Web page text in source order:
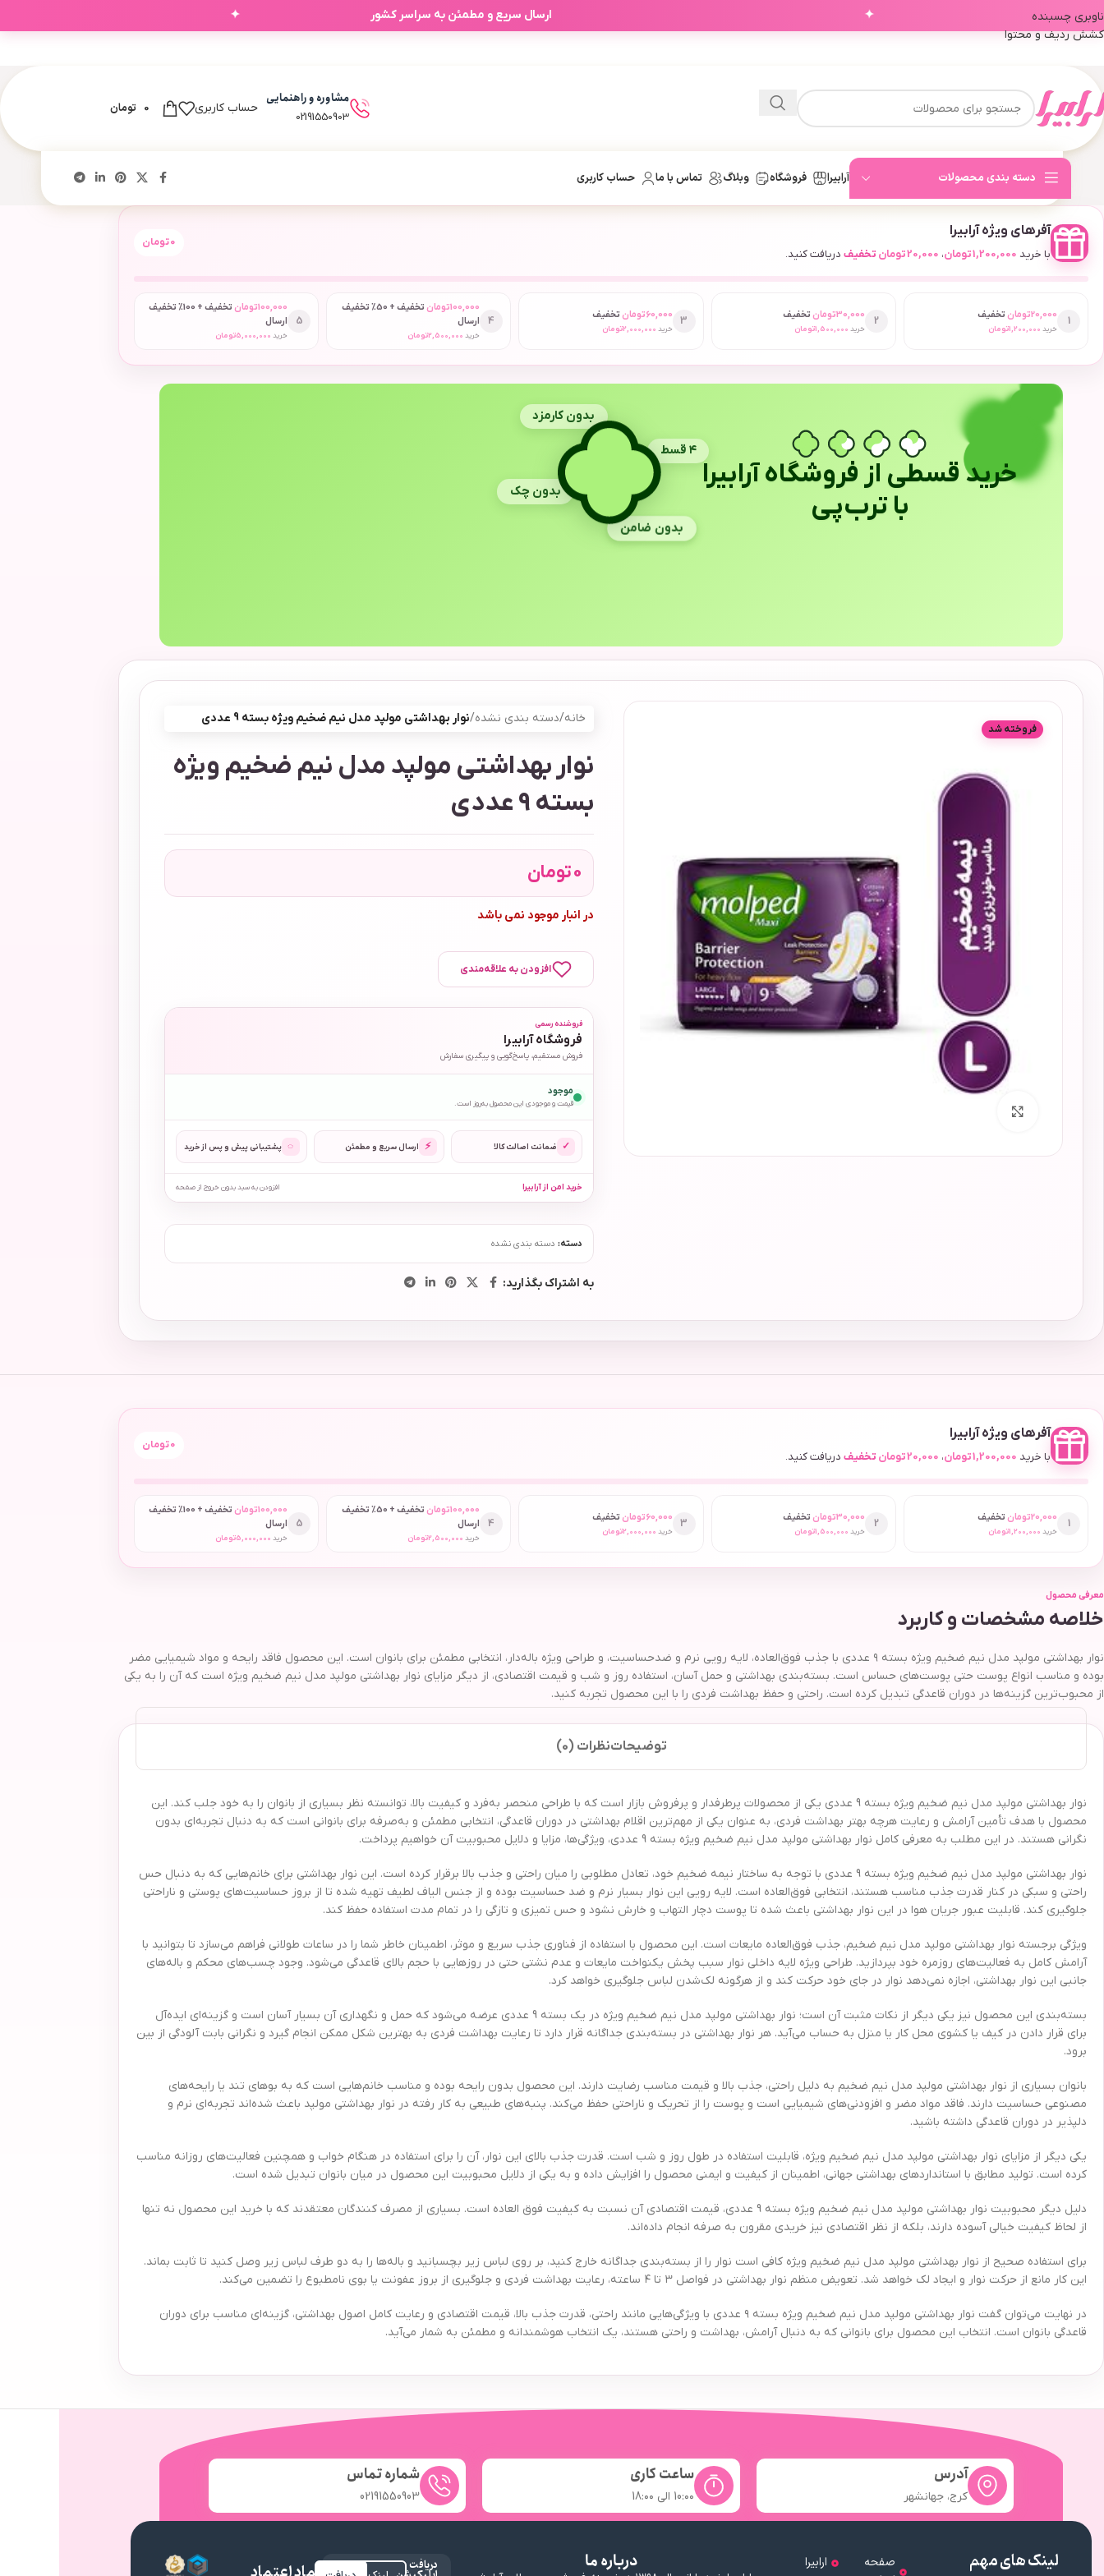
✦ ارسال سریع و مطمئن به سراسر کشور ✦
ناوبری چسبنده
کشش ردیف و محتوا
مشاوره و راهنمایی
02191550903
حساب کاربری 0 تومان
دسته بندی محصولات آرابیرا فروشگاه وبلاگ تماس با ما حساب کاربری
آفرهای ویژه آرابیرا
با خرید 1,200,000تومان، 20,000تومان تخفیف دریافت کنید.
0تومان
1
20,000تومان تخفیف
خرید 1,200,000تومان
2
30,000تومان تخفیف
خرید 1,500,000تومان
3
60,000تومان تخفیف
خرید 2,000,000تومان
4
100,000تومان
تخفیف + 50٪ تخفیف
ارسال
خرید 2,500,000تومان
5
100,000تومان
تخفیف + 100٪ تخفیف
ارسال
خرید 5,000,000تومان
خرید قسطی از فروشگاه آرابیرا
با ترب‌پی
بدون کارمزد
۴ قسط
بدون چک
بدون ضامن
فروخته شد
خانه/دسته بندی نشده/نوار بهداشتی مولپد مدل نیم ضخیم ویژه بسته 9 عددی
نوار بهداشتی مولپد مدل نیم ضخیم ویژه
بسته 9 عددی
0تومان
در انبار موجود نمی باشد
افزودن به علاقه‌مندی
فروشنده رسمی
فروشگاه آرابیرا
فروش مستقیم، پاسخ‌گویی و پیگیری سفارش
موجود
قیمت و موجودی این محصول به‌روز است.
✓ ضمانت اصالت کالا ⚡ ارسال سریع و مطمئن ◌ پشتیبانی پیش و پس از خرید
خرید امن از آرابیرا افزودن به سبد بدون خروج از صفحه
دسته: دسته بندی نشده
به اشتراک بگذارید:
آفرهای ویژه آرابیرا
با خرید 1,200,000تومان، 20,000تومان تخفیف دریافت کنید.
0تومان
1
20,000تومان تخفیف
خرید 1,200,000تومان
2
30,000تومان تخفیف
خرید 1,500,000تومان
3
60,000تومان تخفیف
خرید 2,000,000تومان
4
100,000تومان
تخفیف + 50٪ تخفیف
ارسال
خرید 2,500,000تومان
5
100,000تومان
تخفیف + 100٪ تخفیف
ارسال
خرید 5,000,000تومان
معرفی محصول
خلاصه مشخصات و کاربرد
نوار بهداشتی مولپد مدل نیم ضخیم ویژه بسته ۹ عددی با جذب فوق‌العاده، لایه رویی نرم و ضدحساسیت، و طراحی ویژه باله‌دار، انتخابی مطمئن برای بانوان است. این محصول فاقد رایحه و مواد شیمیایی مضر
بوده و مناسب انواع پوست حتی پوست‌های حساس است. بسته‌بندی بهداشتی و حمل آسان، استفاده روز و شب و قیمت اقتصادی، از دیگر مزایای نوار بهداشتی مولپد مدل نیم ضخیم ویژه است که آن را به یکی
از محبوب‌ترین گزینه‌ها در دوران قاعدگی تبدیل کرده است. راحتی و حفظ بهداشت فردی را با این محصول تجربه کنید.
توضیحاتنظرات (0)
نوار بهداشتی مولپد مدل نیم ضخیم ویژه بسته 9 عددی یکی از محصولات پرطرفدار و پرفروش بازار است که با طراحی منحصر به‌فرد و کیفیت بالا، توانسته نظر بسیاری از بانوان را به خود جلب کند. این
محصول با هدف تأمین آرامش و رعایت هرچه بهتر بهداشت فردی، به عنوان یکی از مهم‌ترین اقلام بهداشتی در دوران قاعدگی، انتخابی مطمئن و به‌صرفه برای بانوانی است که به دنبال تجربه‌ای بدون
نگرانی هستند. در این مطلب به معرفی کامل نوار بهداشتی مولپد مدل نیم ضخیم ویژه بسته 9 عددی، ویژگی‌ها، مزایا و دلایل محبوبیت آن خواهیم پرداخت.
نوار بهداشتی مولپد مدل نیم ضخیم ویژه بسته 9 عددی با توجه به ساختار نیمه ضخیم خود، تعادل مطلوبی را میان راحتی و جذب بالا برقرار کرده است. این نوار بهداشتی برای خانم‌هایی که به دنبال حس
راحتی و سبکی در کنار قدرت جذب مناسب هستند، انتخابی فوق‌العاده است. لایه رویی این نوار بسیار نرم و ضد حساسیت بوده و از جنس الیاف لطیف تهیه شده تا از بروز حساسیت‌های پوستی و ناراحتی
جلوگیری کند. قابلیت عبور جریان هوا در این نوار بهداشتی باعث شده تا پوست دچار التهاب و خارش نشود و حس تمیزی و تازگی را در تمام مدت استفاده حفظ کند.
ویژگی برجسته نوار بهداشتی مولپد مدل نیم ضخیم، جذب فوق‌العاده مایعات است. این محصول با استفاده از فناوری جذب سریع و موثر، اطمینان خاطر شما را در ساعات طولانی فراهم می‌سازد تا بتوانید با
آرامش کامل به فعالیت‌های روزمره خود بپردازید. طراحی ویژه لایه داخلی نوار سبب پخش یکنواخت مایعات و عدم نشتی حتی در روزهایی با حجم بالای قاعدگی می‌شود. وجود چسب‌های محکم و باله‌های
جانبی این نوار بهداشتی، اجازه نمی‌دهد نوار در جای خود حرکت کند و از هرگونه لک‌شدن لباس جلوگیری خواهد کرد.
بسته‌بندی این محصول نیز یکی دیگر از نکات مثبت آن است؛ نوار بهداشتی مولپد مدل نیم ضخیم ویژه در یک بسته 9 عددی عرضه می‌شود که حمل و نگهداری آن بسیار آسان است و گزینه‌ای ایده‌آل
برای قرار دادن در کیف یا کشوی محل کار یا منزل به حساب می‌آید. هر نوار بهداشتی در بسته‌بندی جداگانه قرار دارد تا رعایت بهداشت فردی به بهترین شکل ممکن انجام گیرد و نگرانی بابت آلودگی از بین
برود.
بانوان بسیاری از نوار بهداشتی مولپد مدل نیم ضخیم به دلیل راحتی، جذب بالا و قیمت مناسب رضایت دارند. این محصول بدون رایحه بوده و مناسب خانم‌هایی است که به بوهای تند یا رایحه‌های
مصنوعی حساسیت دارند. فاقد مواد مضر و افزودنی‌های شیمیایی است و پوست را از تحریک و ناراحتی حفظ می‌کند. پنبه‌های طبیعی به کار رفته در نوار بهداشتی مولپد باعث شده‌اند تجربه‌ای نرم و
دلپذیر در دوران قاعدگی داشته باشید.
یکی دیگر از مزایای نوار بهداشتی مولپد مدل نیم ضخیم ویژه، قابلیت استفاده در طول روز و شب است. قدرت جذب بالای این نوار، آن را برای استفاده در هنگام خواب و همچنین فعالیت‌های روزانه مناسب
کرده است. تولید مطابق با استانداردهای بهداشتی جهانی، اطمینان از کیفیت و ایمنی محصول را افزایش داده و به یکی از دلایل محبوبیت این محصول در میان بانوان تبدیل شده است.
دلیل دیگر محبوبیت نوار بهداشتی مولپد مدل نیم ضخیم ویژه بسته 9 عددی، قیمت اقتصادی آن نسبت به کیفیت فوق العاده است. بسیاری از مصرف کنندگان معتقدند که با خرید این محصول نه تنها
از لحاظ کیفیت خیالی آسوده دارند، بلکه از نظر اقتصادی نیز خریدی مقرون به صرفه انجام داده‌اند.
برای استفاده صحیح از نوار بهداشتی مولپد مدل نیم ضخیم ویژه کافی است نوار را از بسته‌بندی جداگانه خارج کنید، بر روی لباس زیر بچسبانید و باله‌ها را به دو طرف لباس زیر وصل کنید تا ثابت بماند.
این کار مانع از حرکت نوار و ایجاد لک خواهد شد. تعویض منظم نوار بهداشتی در فواصل ۳ تا ۴ ساعته، رعایت بهداشت فردی و جلوگیری از بروز عفونت یا بوی نامطبوع را تضمین می‌کند.
در نهایت می‌توان گفت نوار بهداشتی مولپد مدل نیم ضخیم ویژه بسته ۹ عددی با ویژگی‌هایی مانند راحتی، قدرت جذب بالا، قیمت اقتصادی و رعایت کامل اصول بهداشتی، گزینه‌ای مناسب برای دوران
قاعدگی بانوان است. انتخاب این محصول برای بانوانی که به دنبال آرامش، بهداشت و راحتی هستند، یک انتخاب هوشمندانه و مطمئن به شمار می‌آید.
آدرس
کرج، جهانشهر
ساعت کاری
10:۰۰ الی 18:۰۰
شماره تماس
02191550903
لینک های مهم
صفحه
ارابیرا درباره ما دریافت